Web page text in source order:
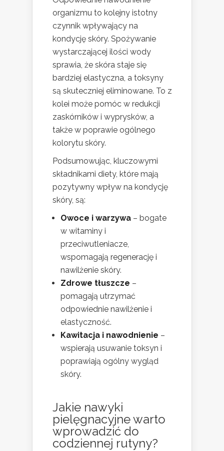
organizmu to kolejny istotny
czynnik wpływający na
kondycję skóry. Spożywanie
wystarczającej ilości wody
sprawia, że skóra staje się
bardziej elastyczna, a toksyny
są skuteczniej eliminowane. To z
kolei może pomóc w redukcji
zaskórników i wyprysków, a
także w poprawie ogólnego
kolorytu skóry.
Podsumowując, kluczowymi
składnikami diety, które mają
pozytywny wpływ na kondycję
skóry, są:
Owoce i warzywa – bogate
w witaminy i
przeciwutleniacze,
wspomagają regenerację i
nawilżenie skóry.
Zdrowe tłuszcze –
pomagają utrzymać
odpowiednie nawilżenie i
elastyczność.
Kawitacja i nawodnienie –
wspierają usuwanie toksyn i
poprawiają ogólny wygląd
skóry.
Jakie nawyki
pielęgnacyjne warto
wprowadzić do
codziennej rutyny?